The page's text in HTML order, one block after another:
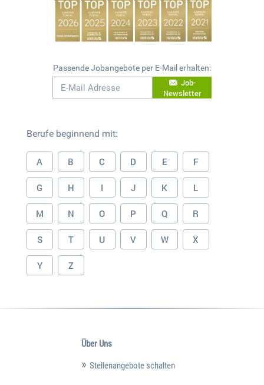
Passende Jobangebote per E-Mail erhalten:
Job-
Newsletter
Berufe beginnend mit:
A B C D E F
G H I J K L
M N O P Q R
S T U V W X
Y Z
Über Uns
Stellenangebote schalten